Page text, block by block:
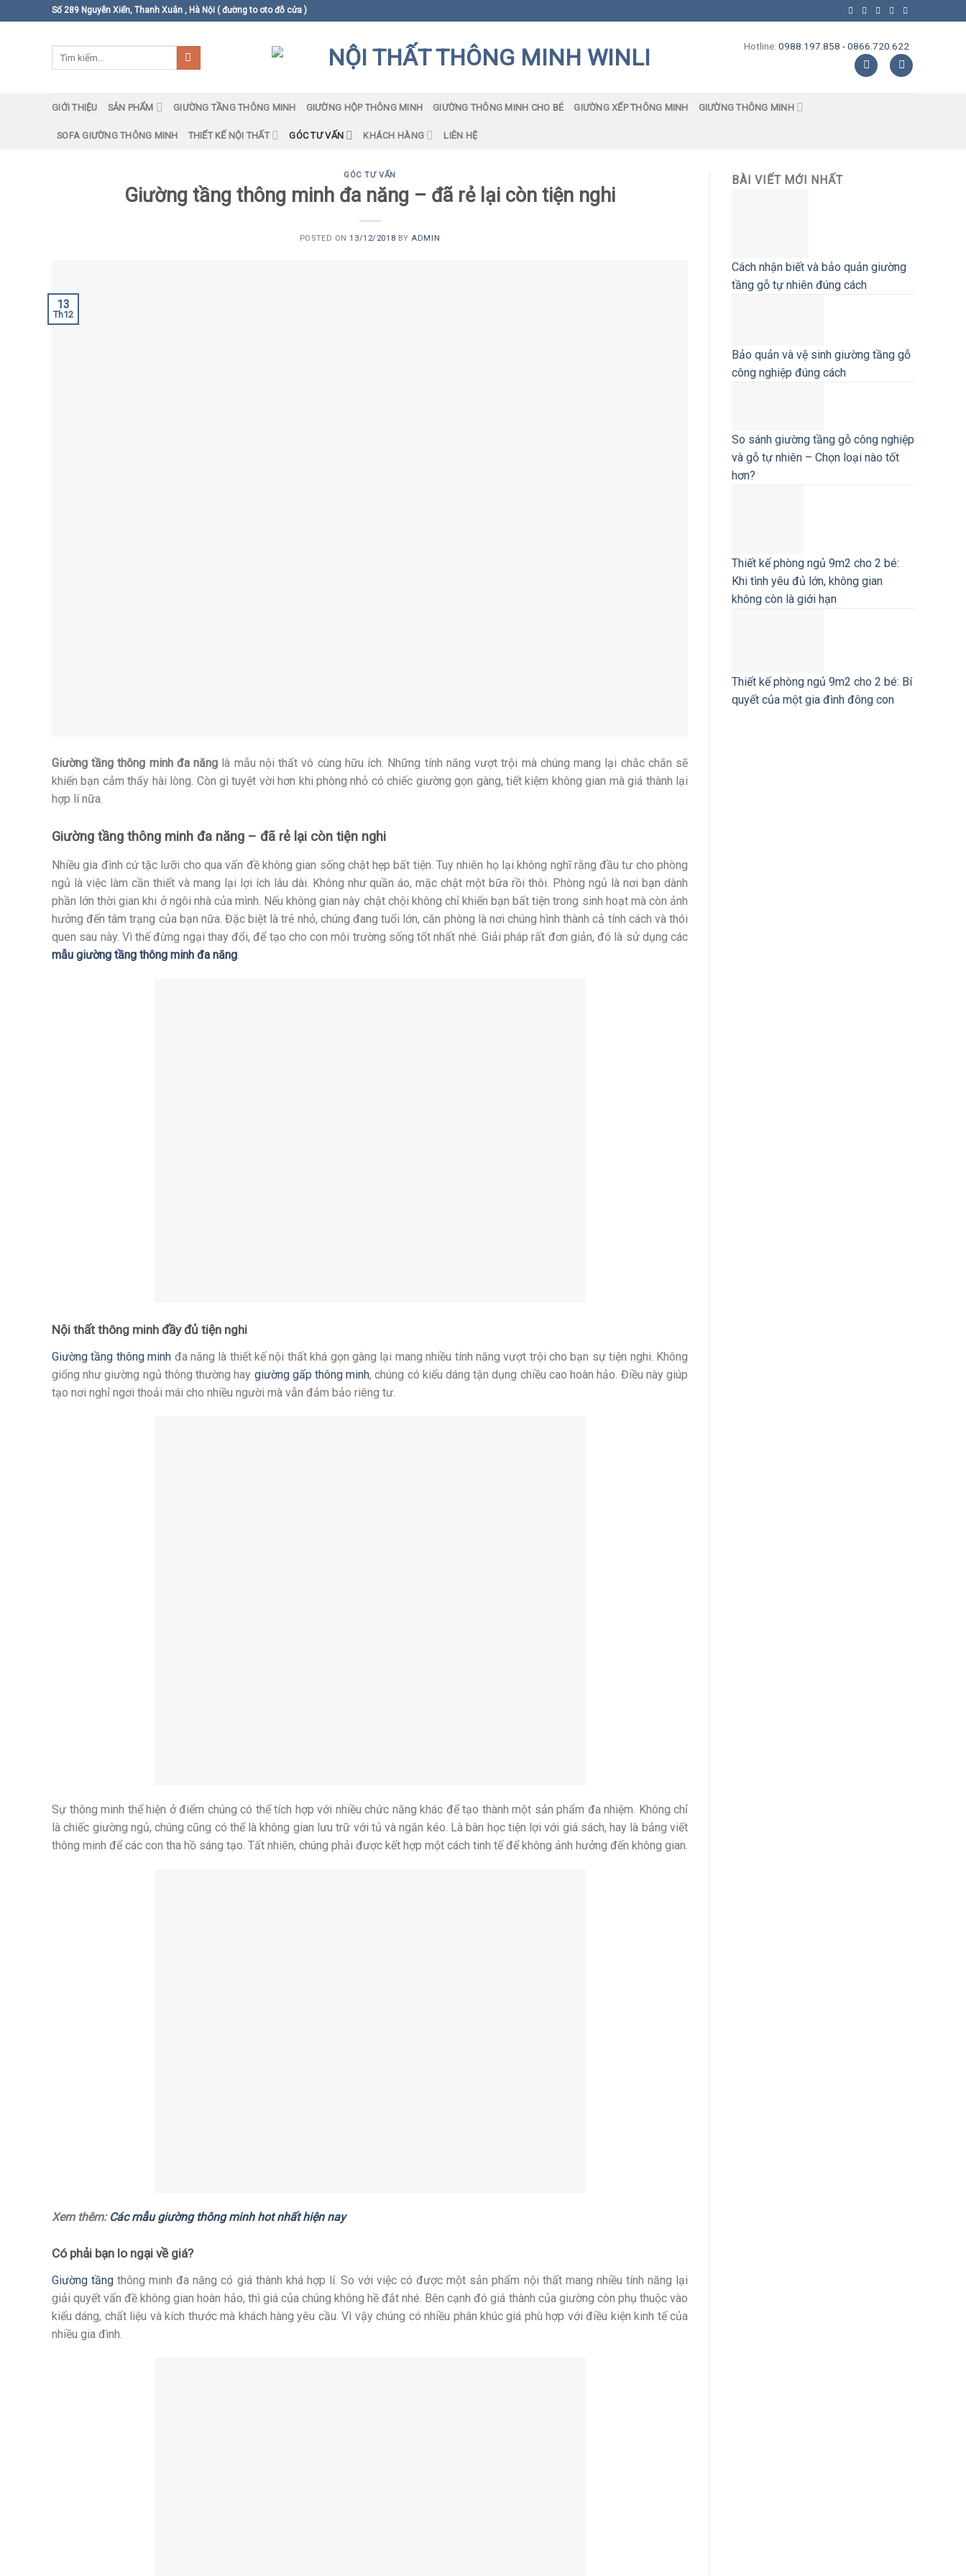
to
Số 289 Nguyễn Xiển, Thanh Xuân , Hà Nội ( đường to oto đỗ cửa )
Hotline: 0988.197.858 - 0866.720.622
GIỚI THIỆU SẢN PHẨM GIƯỜNG TẦNG THÔNG MINH GIƯỜNG HỘP THÔNG MINH GIƯỜNG THÔNG MINH CHO BÉ GIƯỜNG XẾP THÔNG MINH GIƯỜNG THÔNG MINH
SOFA GIƯỜNG THÔNG MINH THIẾT KẾ NỘI THẤT GÓC TƯ VẤN KHÁCH HÀNG LIÊN HỆ
GÓC TƯ VẤN
Giường tầng thông minh đa năng – đã rẻ lại còn tiện nghi
POSTED ON13/12/2018 BY ADMIN
13
Th12
Giường tầng thông minh đa năng là mẫu nội thất vô cùng hữu ích. Những tính năng vượt trội mà chúng mang lại chắc chắn sẽ
khiến bạn cảm thấy hài lòng. Còn gì tuyệt vời hơn khi phòng nhỏ có chiếc giường gọn gàng, tiết kiệm không gian mà giá thành lại
hợp lí nữa.
Giường tầng thông minh đa năng – đã rẻ lại còn tiện nghi
Nhiều gia đình cứ tặc lưỡi cho qua vấn đề không gian sống chật hẹp bất tiện. Tuy nhiên họ lại không nghĩ rằng đầu tư cho phòng
ngủ là việc làm cần thiết và mang lại lợi ích lâu dài. Không như quần áo, mặc chật một bữa rồi thôi. Phòng ngủ là nơi bạn dành
phần lớn thời gian khi ở ngôi nhà của mình. Nếu không gian này chật chội không chỉ khiến bạn bất tiện trong sinh hoạt mà còn ảnh
hưởng đến tâm trạng của bạn nữa. Đặc biệt là trẻ nhỏ, chúng đang tuổi lớn, căn phòng là nơi chúng hình thành cả tính cách và thói
quen sau này. Vì thế đừng ngại thay đổi, để tạo cho con môi trường sống tốt nhất nhé. Giải pháp rất đơn giản, đó là sử dụng các
mẫu giường tầng thông minh đa năng.
Nội thất thông minh đầy đủ tiện nghi
Giường tầng thông minh đa năng là thiết kế nội thất khá gọn gàng lại mang nhiều tính năng vượt trội cho bạn sự tiện nghi. Không
giống như giường ngủ thông thường hay giường gấp thông minh, chúng có kiểu dáng tận dụng chiều cao hoàn hảo. Điều này giúp
tạo nơi nghỉ ngơi thoải mái cho nhiều người mà vẫn đảm bảo riêng tư.
Sự thông minh thể hiện ở điểm chúng có thể tích hợp với nhiều chức năng khác để tạo thành một sản phẩm đa nhiệm. Không chỉ
là chiếc giường ngủ, chúng cũng có thể là không gian lưu trữ với tủ và ngăn kéo. Là bàn học tiện lợi với giá sách, hay là bảng viết
thông minh để các con tha hồ sáng tạo. Tất nhiên, chúng phải được kết hợp một cách tinh tế để không ảnh hưởng đến không gian.
Xem thêm: Các mẫu giường thông minh hot nhất hiện nay
Có phải bạn lo ngại về giá?
Giường tầng thông minh đa năng có giá thành khá hợp lí. So với việc có được một sản phẩm nội thất mang nhiều tính năng lại
giải quyết vấn đề không gian hoàn hảo, thì giá của chúng không hề đắt nhé. Bên cạnh đó giá thành của giường còn phụ thuộc vào
kiểu dáng, chất liệu và kích thước mà khách hàng yêu cầu. Vì vậy chúng có nhiều phân khúc giá phù hợp với điều kiện kinh tế của
nhiều gia đình.
BÀI VIẾT MỚI NHẤT
Cách nhận biết và bảo quản giường
tầng gỗ tự nhiên đúng cách
Bảo quản và vệ sinh giường tầng gỗ
công nghiệp đúng cách
So sánh giường tầng gỗ công nghiệp
và gỗ tự nhiên – Chọn loại nào tốt
hơn?
Thiết kế phòng ngủ 9m2 cho 2 bé:
Khi tình yêu đủ lớn, không gian
không còn là giới hạn
Thiết kế phòng ngủ 9m2 cho 2 bé: Bí
quyết của một gia đình đông con